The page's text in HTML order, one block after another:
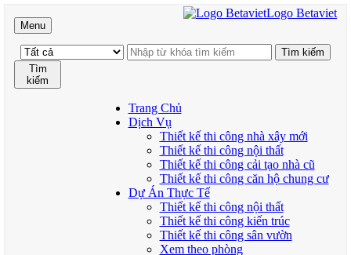
Menu
Logo Betaviet
Tìm
kiếm
Trang Chủ
Dịch Vụ
Thiết kế thi công nhà xây mới
Thiết kế thi công nội thất
Thiết kế thi công cải tạo nhà cũ
Thiết kế thi công căn hộ chung cư
Dự Án Thực Tế
Thiết kế thi công nội thất
Thiết kế thi công kiến trúc
Thiết kế thi công sân vườn
Xem theo phòng